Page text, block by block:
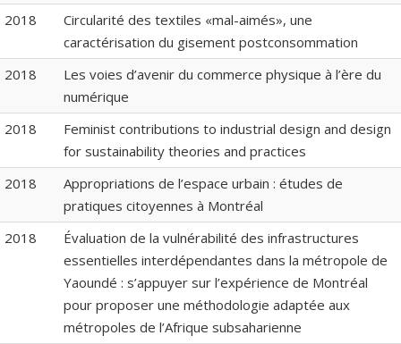
2018
Circularité des textiles «mal-aimés», une
caractérisation du gisement postconsommation
2018
Les voies d’avenir du commerce physique à l’ère du
numérique
2018
Feminist contributions to industrial design and design
for sustainability theories and practices
2018
Appropriations de l’espace urbain : études de
pratiques citoyennes à Montréal
2018
Évaluation de la vulnérabilité des infrastructures
essentielles interdépendantes dans la métropole de
Yaoundé : s’appuyer sur l’expérience de Montréal
pour proposer une méthodologie adaptée aux
métropoles de l’Afrique subsaharienne